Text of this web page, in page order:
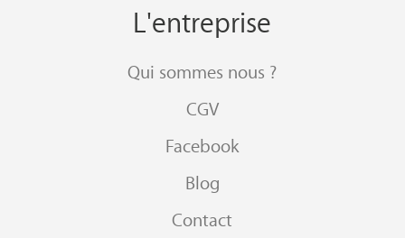
L'entreprise
Qui sommes nous ?
CGV
Facebook
Blog
Contact